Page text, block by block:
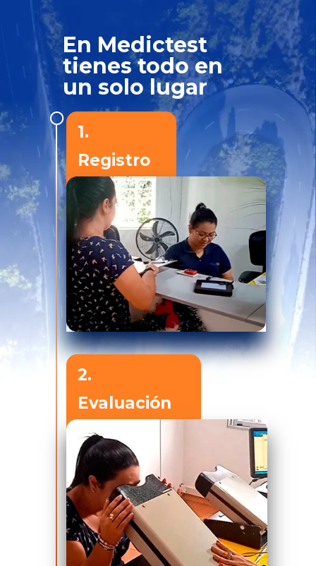
En Medictest
tienes todo en
un solo lugar
1.
Registro
2.
Evaluación